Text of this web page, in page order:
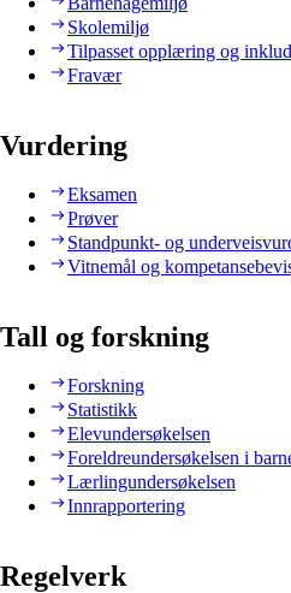
Skolemiljø
Tilpasset opplæring og
Fravær
Vurdering
Eksamen
Prøver
Standpunkt- og
Vitnemål og
Tall og forskning
Forskning
Statistikk
Elevundersøkelsen
Foreldreundersøkelsen i
Lærlingundersøkelsen
Innrapportering
Regelverk